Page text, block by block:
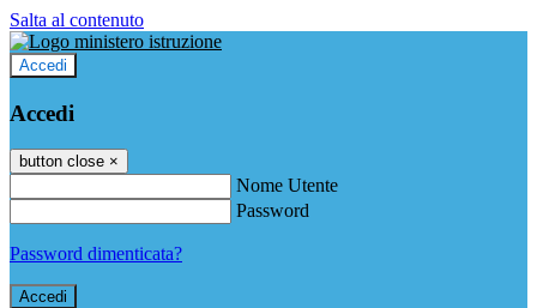
Salta al contenuto
Accedi
Accedi
button close ×
Nome Utente
Password
Password dimenticata?